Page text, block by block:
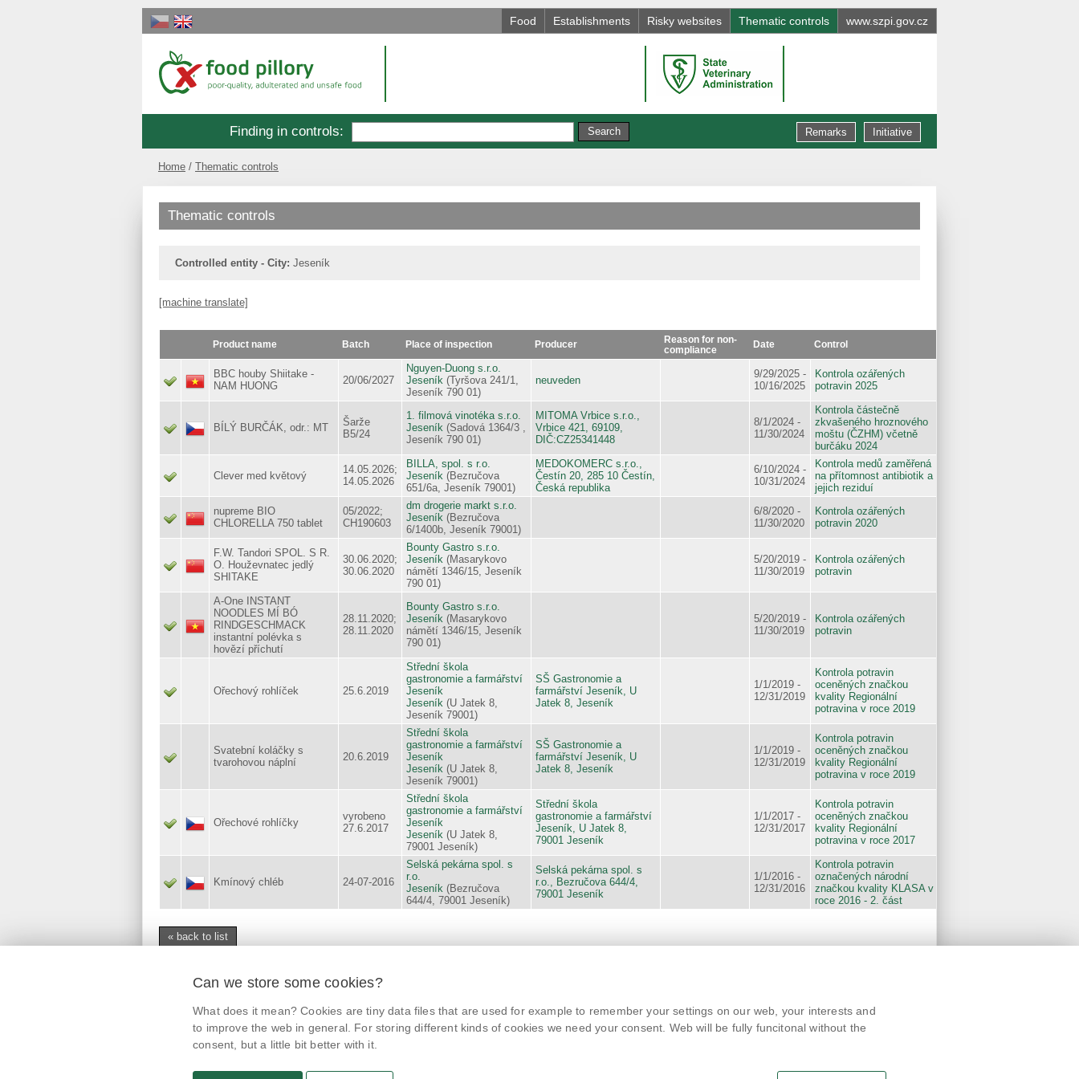
Food Establishments Risky websites Thematic controls www.szpi.gov.cz
Finding in controls: Initiative
Remarks
Home Thematic controls
Thematic controls
Controlled entity - City: Jeseník
[machine translate]
Product name Batch Place of inspection Producer
Reason for non-
compliance
Date Control
BBC houby Shiitake -
NAM HUONG
20/06/2027
Nguyen-Duong s.r.o.
Jeseník (Tyršova 241/1,
Jeseník 790 01)
neuveden
9/29/2025 -
10/16/2025
Kontrola ozářených
potravin 2025
BÍLÝ BURČÁK, odr.: MT
Šarže
B5/24
1. filmová vinotéka s.r.o.
Jeseník (Sadová 1364/3 ,
Jeseník 790 01)
MITOMA Vrbice s.r.o.,
Vrbice 421, 69109,
DIČ:CZ25341448
8/1/2024 -
11/30/2024
Kontrola částečně
zkvašeného hroznového
moštu (ČZHM) včetně
burčáku 2024
Clever med květový
14.05.2026;
14.05.2026
BILLA, spol. s r.o.
Jeseník (Bezručova
651/6a, Jeseník 79001)
MEDOKOMERC s.r.o.,
Čestín 20, 285 10 Čestín,
Česká republika
6/10/2024 -
10/31/2024
Kontrola medů zaměřená
na přítomnost antibiotik a
jejich reziduí
nupreme BIO
CHLORELLA 750 tablet
05/2022;
CH190603
dm drogerie markt s.r.o.
Jeseník (Bezručova
6/1400b, Jeseník 79001)
6/8/2020 -
11/30/2020
Kontrola ozářených
potravin 2020
F.W. Tandori SPOL. S R.
O. Houževnatec jedlý
SHITAKE
30.06.2020;
30.06.2020
Bounty Gastro s.r.o.
Jeseník (Masarykovo
námětí 1346/15, Jeseník
790 01)
5/20/2019 -
11/30/2019
Kontrola ozářených
potravin
A-One INSTANT
NOODLES MÍ BÓ
RINDGESCHMACK
instantní polévka s
hovězí příchutí
28.11.2020;
28.11.2020
Bounty Gastro s.r.o.
Jeseník (Masarykovo
námětí 1346/15, Jeseník
790 01)
5/20/2019 -
11/30/2019
Kontrola ozářených
potravin
Ořechový rohlíček 25.6.2019
Střední škola
gastronomie a farmářství
Jeseník
Jeseník (U Jatek 8,
Jeseník 79001)
SŠ Gastronomie a
farmářství Jeseník, U
Jatek 8, Jeseník
1/1/2019 -
12/31/2019
Kontrola potravin
oceněných značkou
kvality Regionální
potravina v roce 2019
Svatební koláčky s
tvarohovou náplní
20.6.2019
Střední škola
gastronomie a farmářství
Jeseník
Jeseník (U Jatek 8,
Jeseník 79001)
SŠ Gastronomie a
farmářství Jeseník, U
Jatek 8, Jeseník
1/1/2019 -
12/31/2019
Kontrola potravin
oceněných značkou
kvality Regionální
potravina v roce 2019
Ořechové rohlíčky
vyrobeno
27.6.2017
Střední škola
gastronomie a farmářství
Jeseník
Jeseník (U Jatek 8,
79001 Jeseník)
Střední škola
gastronomie a farmářství
Jeseník, U Jatek 8,
79001 Jeseník
1/1/2017 -
12/31/2017
Kontrola potravin
oceněných značkou
kvality Regionální
potravina v roce 2017
Kmínový chléb 24-07-2016
Selská pekárna spol. s
r.o.
Jeseník (Bezručova
644/4, 79001 Jeseník)
Selská pekárna spol. s
r.o., Bezručova 644/4,
79001 Jeseník
1/1/2016 -
12/31/2016
Kontrola potravin
označených národní
značkou kvality KLASA v
roce 2016 - 2. část
« back to list
@potravinynapranyri @NaPranyri
© Czech agriculture and food inspection authority 2026
epodatelna
szpi.gov.cz
Data box ID: avraiqg
Print page
Can we store some cookies?
What does it mean? Cookies are tiny data files that are used for example to remember your settings on our web, your interests and
to improve the web in general. For storing different kinds of cookies we need your consent. Web will be fully funcitonal without the
consent, but a little bit better with it.